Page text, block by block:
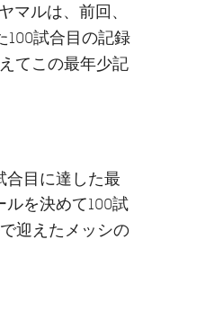
マルは、前回、
100試合目の記録
てこの最年少記
合目に達した最
を決めて100試
迎えた メッシの